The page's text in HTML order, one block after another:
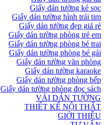
Giấy dán tường kẻ sọc
Giấy dán tường hình trái tim
Giấy dán tường đẹp giá rẻ
Giấy dán tường phòng trẻ em
Giấy dán tường phòng bé trai
Giấy dán tường phòng bé gái
Giấy dán tường văn phòng
Giấy dán tường karaoke
Giấy dán tường phòng bếp
Giấy dán tường phòng đọc sách
VẢI DÁN TƯỜNG
THIẾT KẾ NỘI THẤT
GIỚI THIỆU